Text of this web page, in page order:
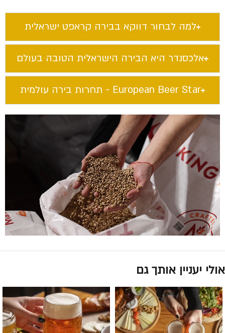
למה לבחור דווקא בבירה קראפט ישראלית​
אלכסנדר היא הבירה הישראלית הטובה בעולם​
European Beer Star​ - תחרות בירה עולמית
אולי יעניין אותך גם